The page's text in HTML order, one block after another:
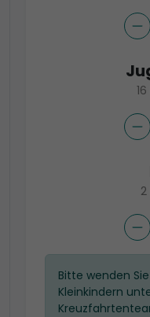
2
Bitte wenden
Kleinkindern